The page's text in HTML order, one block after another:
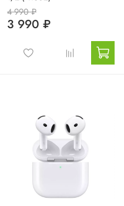
4 990 ₽
3 990 ₽